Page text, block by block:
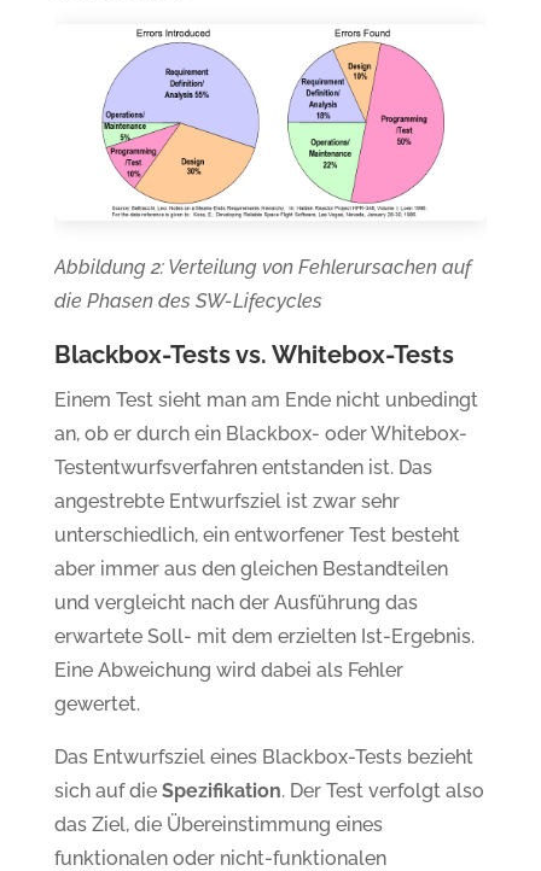
Abbildung 2: Verteilung von Fehlerursachen auf
die Phasen des SW-Lifecycles
Blackbox-Tests vs. Whitebox-Tests
Einem Test sieht man am Ende nicht unbedingt
an, ob er durch ein Blackbox- oder Whitebox-
Testentwurfsverfahren entstanden ist. Das
angestrebte Entwurfsziel ist zwar sehr
unterschiedlich, ein entworfener Test besteht
aber immer aus den gleichen Bestandteilen
und vergleicht nach der Ausführung das
erwartete Soll- mit dem erzielten Ist-Ergebnis.
Eine Abweichung wird dabei als Fehler
gewertet.
Das Entwurfsziel eines Blackbox-Tests bezieht
sich auf die Spezifikation. Der Test verfolgt also
das Ziel, die Übereinstimmung eines
funktionalen oder nicht-funktionalen